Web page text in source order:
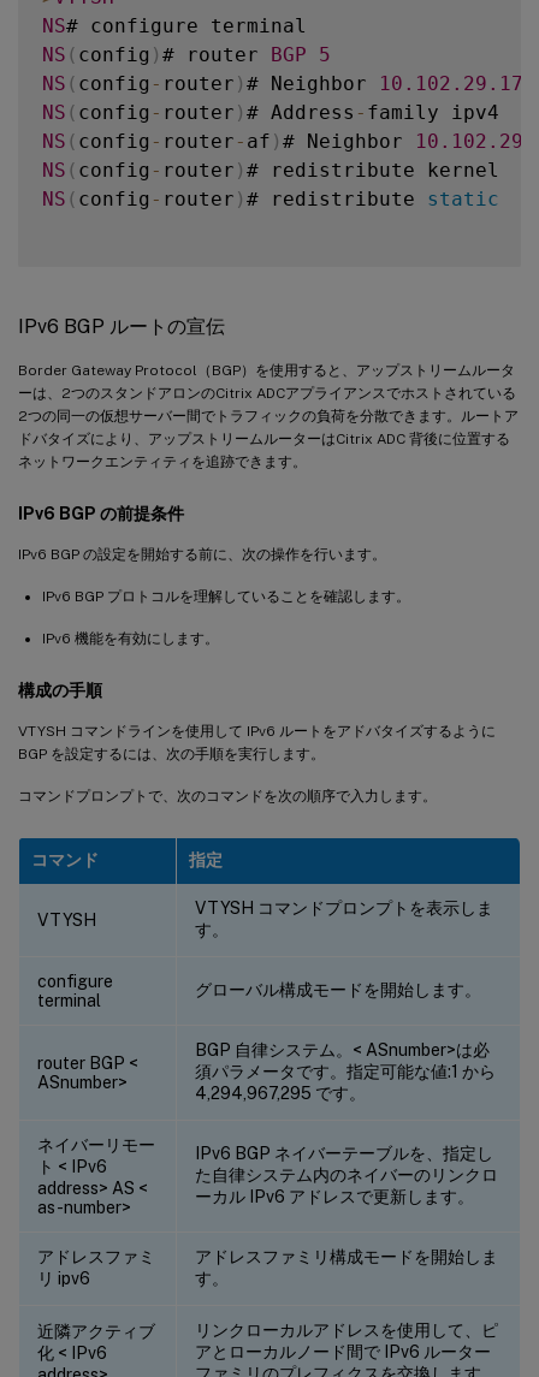
NS
NS ( config ) # router BGP
5
NS ( config - router ) # Neighbor 10.102 .29 .170
NS ( config - router ) # Address -
NS ( config - router - af ) # Neighbor 10.102 .29
NS ( config - router )
NS ( config - router ) # redistribute static
IPv6 BGP ルートの宣伝
Border Gateway Protocol（BGP）を使用すると、アップストリームルータ
ーは、2つのスタンドアロンのCitrix ADCアプライアンスでホストされている
2つの同一の仮想サーバー間でトラフィックの負荷を分散できます。ルートア
ドバタイズにより、アップストリームルーターはCitrix ADC 背後に位置する
ネットワークエンティティを追跡できます。
IPv6 BGP の前提条件
IPv6 BGP の設定を開始する前に、次の操作を行います。
IPv6 BGP プロトコルを理解していることを確認します。
IPv6 機能を有効にします。
構成の手順
VTYSH コマンドラインを使用して IPv6 ルートをアドバタイズするように
BGP を設定するには、次の手順を実行します。
コマンドプロンプトで、次のコマンドを次の順序で入力します。
コマンド 指定
VTYSH
VTYSH コマンドプロンプトを表示しま
す。
configure
terminal
グローバル構成モードを開始します。
router BGP <
ASnumber>
BGP 自律システム。< ASnumber>は必
須パラメータです。指定可能な値:1 から
4,294,967,295 です。
ネイバーリモー
ト < IPv6
address> AS <
as-number>
IPv6 BGP ネイバーテーブルを、指定し
た自律システム内のネイバーのリンクロ
ーカル IPv6 アドレスで更新します。
アドレスファミ
リ ipv6
アドレスファミリ構成モードを開始しま
す。
近隣アクティブ
化 < IPv6
リンクローカルアドレスを使用して、ピ
アとローカルノード間で IPv6 ルーター
ファミリのプレフィクスを交換します。